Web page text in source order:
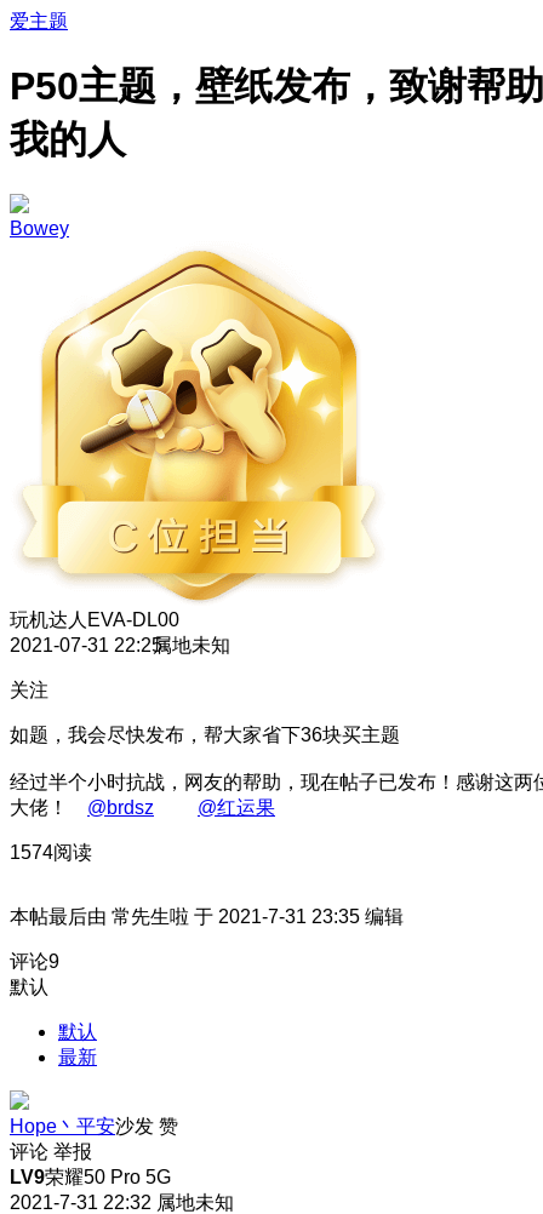
爱主题
P50主题，壁纸发布，致谢帮助
我的人
Bowey
玩机达人 EVA-DL00
2021-07-31 22:25属地未知
关注
如题，我会尽快发布，帮大家省下36块买主题
经过半个小时抗战，网友的帮助，现在帖子已发布！感谢这两
大佬！ @brdsz @红运果
1574阅读
本帖最后由 常先生啦 于 2021-7-31 23:35 编辑
评论9
默认
默认
最新
Hope丶平安沙发 赞
评论 举报
LV9荣耀50 Pro 5G
2021-7-31 22:32 属地未知